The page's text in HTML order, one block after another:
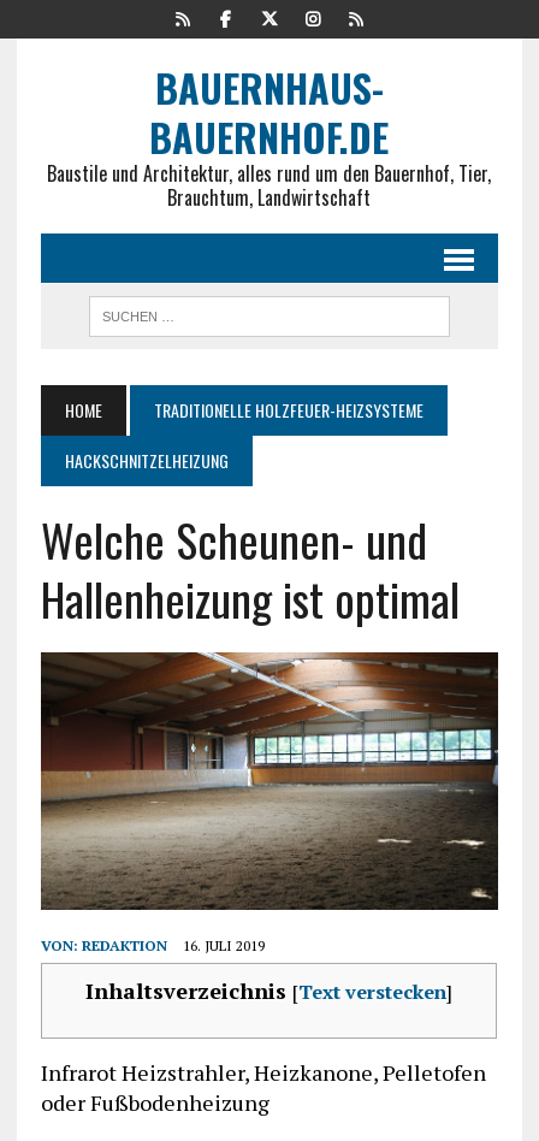
BAUERNHAUS-
BAUERNHOF.DE
Baustile und Architektur, alles rund um den Bauernhof, Tier,
Brauchtum, Landwirtschaft
HOME
TRADITIONELLE HOLZFEUER-HEIZSYSTEME
HACKSCHNITZELHEIZUNG
Welche Scheunen- und
Hallenheizung ist optimal
VON: REDAKTION 16. JULI 2019
Inhaltsverzeichnis [Text verstecken]
Infrarot Heizstrahler, Heizkanone, Pelletofen
oder Fußbodenheizung